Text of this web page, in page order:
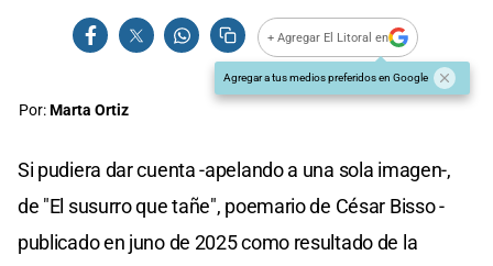
+ Agregar El Litoral en
Agregar a tus medios preferidos en Google
Por:Marta Ortiz
Si pudiera dar cuenta -apelando a una sola imagen-,
de "El susurro que tañe", poemario de César Bisso -
publicado en juno de 2025 como resultado de la